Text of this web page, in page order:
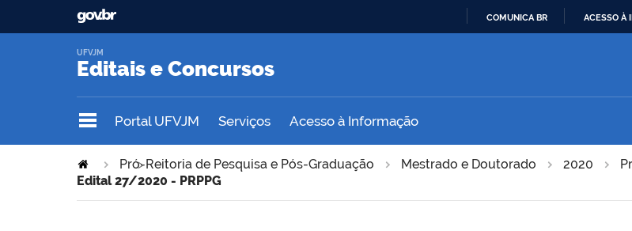
COMUNICA BR ACESSO À
Editais e Concursos
UFVJM
Portal UFVJM Serviços Acesso à Informação
Pró-Reitoria de Pesquisa e Pós-Graduação Mestrado e Doutorado 2020
>
Edital 27/2020 - PRPPG